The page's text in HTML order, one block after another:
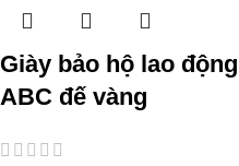
Giày bảo hộ lao động
ABC đế vàng